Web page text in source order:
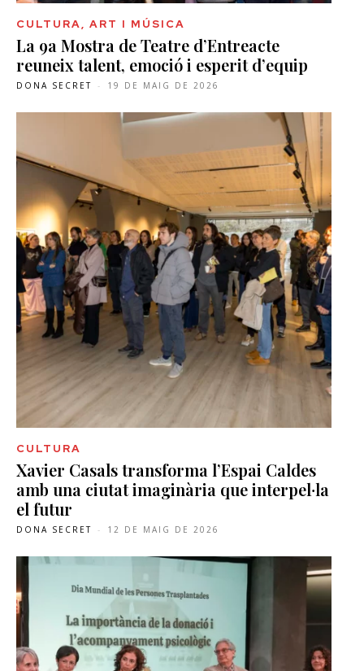
CULTURA, ART I MÚSICA
La 9a Mostra de Teatre d’Entreacte
reuneix talent, emoció i esperit d’equip
DONA SECRET - 19 DE MAIG DE 2026
CULTURA
Xavier Casals transforma l’Espai Caldes
amb una ciutat imaginària que interpel·la
el futur
DONA SECRET - 12 DE MAIG DE 2026